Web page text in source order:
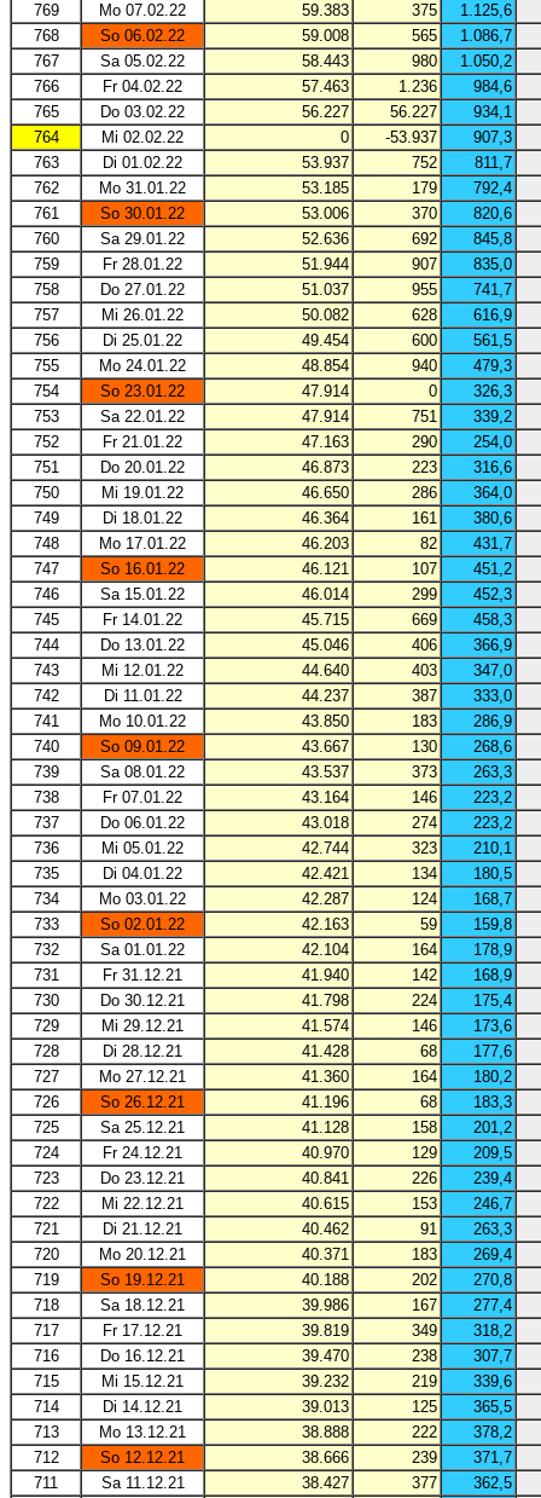
769
Mo 07.02.22 59.383 375
1.125,6
768
So 06.02.22 59.008 565
1.086,7
767
Sa 05.02.22 58.443 980
1.050,2
766
Fr 04.02.22 57.463 1.236
984,6
765
Do 03.02.22 56.227 56.227
934,1
764
Mi 02.02.22 0 -53.937
907,3
763
Di 01.02.22 53.937 752
811,7
762
Mo 31.01.22 53.185 179
792,4
761
So 30.01.22 53.006 370
820,6
760
Sa 29.01.22 52.636 692
845,8
759
Fr 28.01.22 51.944 907
835,0
758
Do 27.01.22 51.037 955
741,7
757
Mi 26.01.22 50.082 628
616,9
756
Di 25.01.22 49.454 600
561,5
755
Mo 24.01.22 48.854 940
479,3
754
So 23.01.22 47.914 0
326,3
753
Sa 22.01.22 47.914 751
339,2
752
Fr 21.01.22 47.163 290
254,0
751
Do 20.01.22 46.873 223
316,6
750
Mi 19.01.22 46.650 286
364,0
749
Di 18.01.22 46.364 161
380,6
748
Mo 17.01.22 46.203 82
431,7
747
So 16.01.22 46.121 107
451,2
746
Sa 15.01.22 46.014 299
452,3
745
Fr 14.01.22 45.715 669
458,3
744
Do 13.01.22 45.046 406
366,9
743
Mi 12.01.22 44.640 403
347,0
742
Di 11.01.22 44.237 387
333,0
741
Mo 10.01.22 43.850 183
286,9
740
So 09.01.22 43.667 130
268,6
739
Sa 08.01.22 43.537 373
263,3
738
Fr 07.01.22 43.164 146
223,2
737
Do 06.01.22 43.018 274
223,2
736
Mi 05.01.22 42.744 323
210,1
735
Di 04.01.22 42.421 134
180,5
734
Mo 03.01.22 42.287 124
168,7
733
So 02.01.22 42.163 59
159,8
732
Sa 01.01.22 42.104 164
178,9
731
Fr 31.12.21 41.940 142
168,9
730
Do 30.12.21 41.798 224
175,4
729
Mi 29.12.21 41.574 146
173,6
728
Di 28.12.21 41.428 68
177,6
727
Mo 27.12.21 41.360 164
180,2
726
So 26.12.21 41.196 68
183,3
725
Sa 25.12.21 41.128 158
201,2
724
Fr 24.12.21 40.970 129
209,5
723
Do 23.12.21 40.841 226
239,4
722
Mi 22.12.21 40.615 153
246,7
721
Di 21.12.21 40.462 91
263,3
720
Mo 20.12.21 40.371 183
269,4
719
So 19.12.21 40.188 202
270,8
718
Sa 18.12.21 39.986 167
277,4
717
Fr 17.12.21 39.819 349
318,2
716
Do 16.12.21 39.470 238
307,7
715
Mi 15.12.21 39.232 219
339,6
714
Di 14.12.21 39.013 125
365,5
713
Mo 13.12.21 38.888 222
378,2
712
So 12.12.21 38.666 239
371,7
711
Sa 11.12.21 38.427 377
362,5